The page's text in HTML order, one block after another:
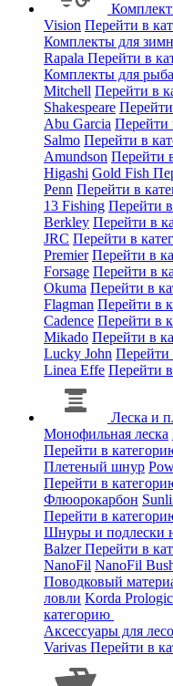
Vision Перейти в
Комплекты для
Rapala Перейти в
Комплекты для
Mitchell Перейти в
Shakespeare
Abu Garcia Перейти
Salmo Перейти в
Amundson Перейти
Higashi Gold Fish
Penn Перейти в
13 Fishing Перейти
Berkley Перейти в
JRC Перейти в
Premier Перейти в
Forsage Перейти в
Okuma Перейти в
Flagman Перейти в
Cadence Перейти в
Mikado Перейти в
Lucky John Перейти
Linea Effe Перейти
Леска и
Монофильная леска
Перейти в
Плетеный шнур
Перейти в
Флюорокарбон
Перейти в
Шнуры и подлески
BalzerПерейти в
NanoFil NanoFil
Поводковый
ловли Korda Prologic
категорию
Аксессуары для
Varivas Перейти в